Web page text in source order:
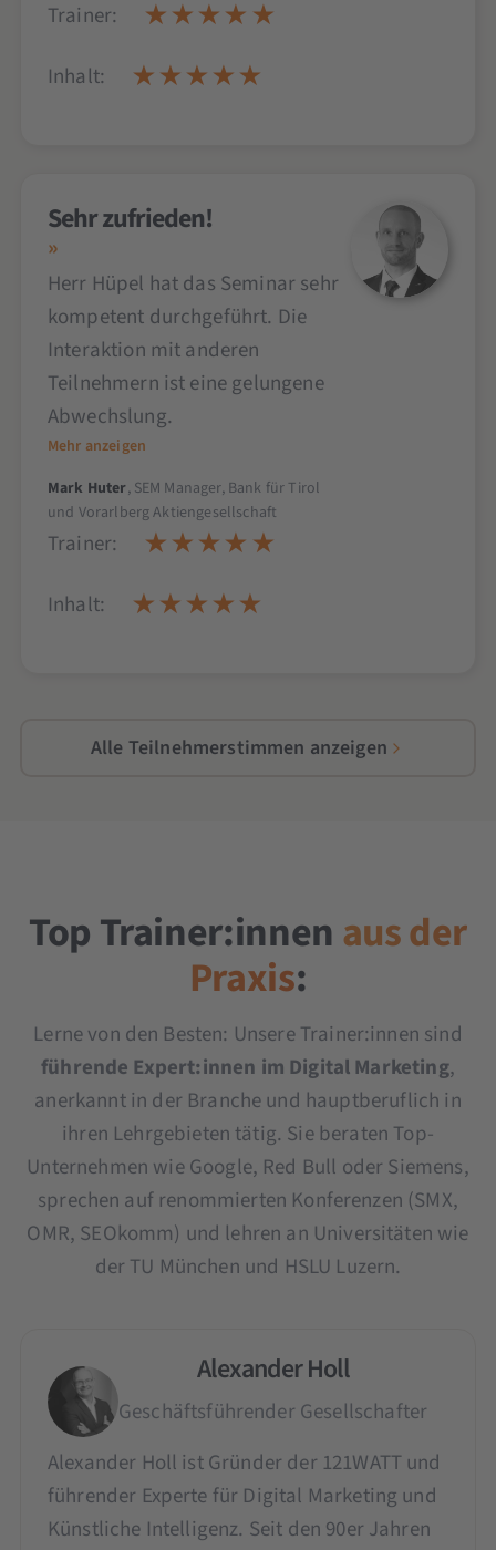
Trainer:
Inhalt:
Sehr zufrieden!
Herr Hüpel hat das Seminar sehr
kompetent durchgeführt. Die
Interaktion mit anderen
Teilnehmern ist eine gelungene
Abwechslung.
Mehr anzeigen
Mark Huter, SEM Manager, Bank für Tirol
und Vorarlberg Aktiengesellschaft
Trainer:
Inhalt:
Alle Teilnehmerstimmen anzeigen
Top Trainer:innenaus der
Praxis:
Lerne von den Besten: Unsere Trainer:innen sind
führende Expert:innen im Digital Marketing,
anerkannt in der Branche und hauptberuflich in
ihren Lehrgebieten tätig. Sie beraten Top-
Unternehmen wie Google, Red Bull oder Siemens,
sprechen auf renommierten Konferenzen (SMX,
OMR, SEOkomm) und lehren an Universitäten wie
der TU München und HSLU Luzern.
Alexander Holl
Geschäftsführender Gesellschafter
Alexander Holl ist Gründer der 121WATT und
führender Experte für Digital Marketing und
Künstliche Intelligenz. Seit den 90er Jahren